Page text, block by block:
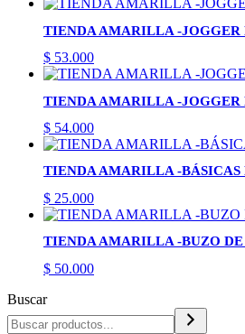
TIENDA AMARILLA -JOGGER
$ 53.000
TIENDA AMARILLA -JOGGER
$ 54.000
TIENDA AMARILLA -BÁSICAS
$ 25.000
TIENDA AMARILLA -BUZO
$ 50.000
Buscar